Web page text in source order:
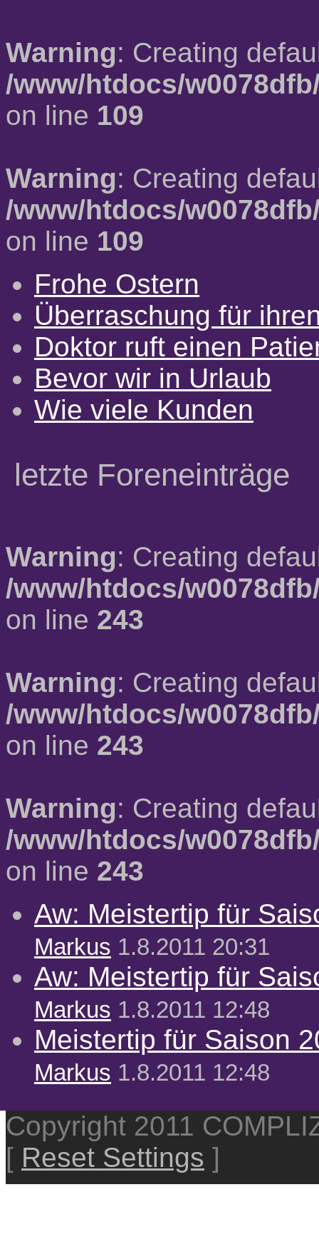
Warning: Creating
/www/htdocs/
on line 109
Warning: Creating
/www/htdocs/
on line 109
Frohe Ostern
Überraschung für
Doktor ruft einen
Bevor wir in Urlaub
Wie viele Kunden
letzte Foreneinträge
Warning: Creating
/www/htdocs/
on line 243
Warning: Creating
/www/htdocs/
on line 243
Warning: Creating
/www/htdocs/
on line 243
Aw: Meistertip für
Markus 1.8.2011 20:31
Aw: Meistertip für
Markus 1.8.2011 12:48
Meistertip für Saison
Markus 1.8.2011 12:48
Copyright 2011
[ Reset Settings ]